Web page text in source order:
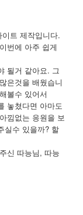
트 제작입니다.
번에 아주 쉽게
될거 같아요. 그
은것을 배웠습니
볼수 있어서
놓쳤다면 아마도
낌없는 응원을 보
실수 있을까? 할
신 따능님, 따능